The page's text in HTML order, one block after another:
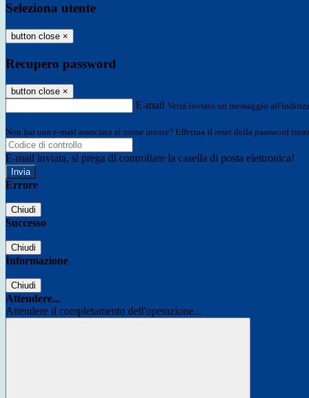
Seleziona utente
button close ×
Recupero password
button close ×
E-mail Verrà inviato un messaggio
Non hai una e-mail associata al nome utente? Effettua il reset della password
E-mail inviata, si prega di controllare la casella di posta elettronica!
Errore
Chiudi
Successo
Chiudi
Informazione
Chiudi
Attendere...
Attendere il completamento dell'operazione...